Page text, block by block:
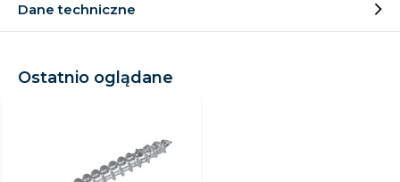
Dane techniczne
Ostatnio oglądane